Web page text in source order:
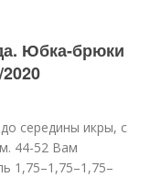
Юбка-брюки
середины икры, с
44-52 Вам
1,75–1,75–1,75–